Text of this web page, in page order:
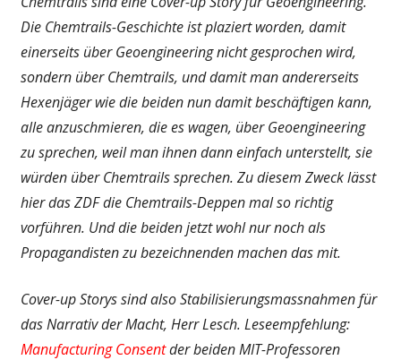
Die Chemtrails-Geschichte ist plaziert worden, damit
einerseits über Geoengineering nicht gesprochen wird,
sondern über Chemtrails, und damit man andererseits
Hexenjäger wie die beiden nun damit beschäftigen kann,
alle anzuschmieren, die es wagen, über Geoengineering
zu sprechen, weil man ihnen dann einfach unterstellt, sie
würden über Chemtrails sprechen. Zu diesem Zweck lässt
hier das ZDF die Chemtrails-Deppen mal so richtig
vorführen. Und die beiden jetzt wohl nur noch als
Propagandisten zu bezeichnenden machen das mit.
Cover-up Storys sind also Stabilisierungsmassnahmen für
das Narrativ der Macht, Herr Lesch. Leseempfehlung:
Manufacturing Consentder beiden MIT-Professoren